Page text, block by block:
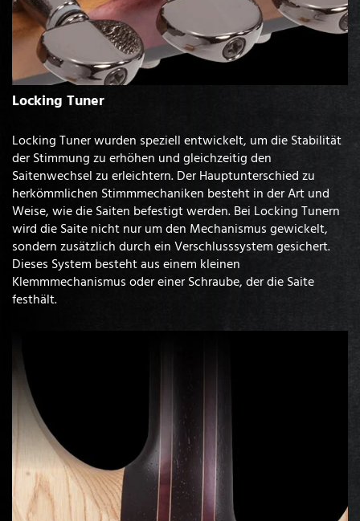
Locking Tuner
Locking Tuner wurden speziell entwickelt, um die Stabilität
der Stimmung zu erhöhen und gleichzeitig den
Saitenwechsel zu erleichtern. Der Hauptunterschied zu
herkömmlichen Stimmmechaniken besteht in der Art und
Weise, wie die Saiten befestigt werden. Bei Locking Tunern
wird die Saite nicht nur um den Mechanismus gewickelt,
sondern zusätzlich durch ein Verschlusssystem gesichert.
Dieses System besteht aus einem kleinen
Klemmmechanismus oder einer Schraube, der die Saite
festhält.